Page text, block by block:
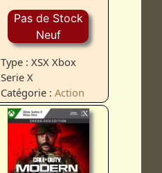
Pas de Stock
Neuf
Type : XSX Xbox
Serie X
Catégorie :Action